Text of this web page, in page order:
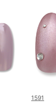
1591